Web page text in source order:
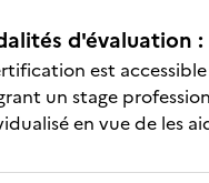
d'évaluation :
est
un stage
en vue de les